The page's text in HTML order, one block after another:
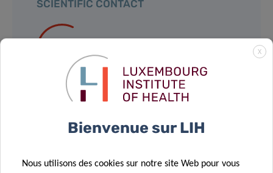
SCIENTIFIC CONTACT
SCHULZ
Strategic Program Lead
X
Bienvenue sur LIH
Nous utilisons des cookies sur notre site Web pour vous